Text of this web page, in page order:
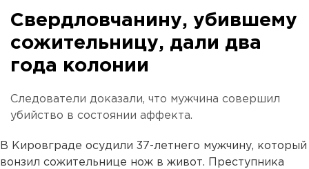
Свердловчанину, убившему
сожительницу, дали два
года колонии
Следователи доказали, что мужчина совершил
убийство в состоянии аффекта.
В Кировграде осудили 37-летнего мужчину, который
вонзил сожительнице нож в живот. Преступника